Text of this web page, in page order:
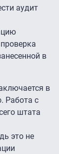
аудит
в
в
Работа с
штата
это не